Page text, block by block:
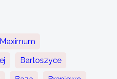
Bartoszyce